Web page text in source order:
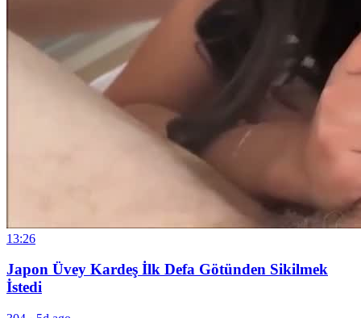
13:26
Japon Üvey Kardeş İlk Defa Götünden Sikilmek
İstedi